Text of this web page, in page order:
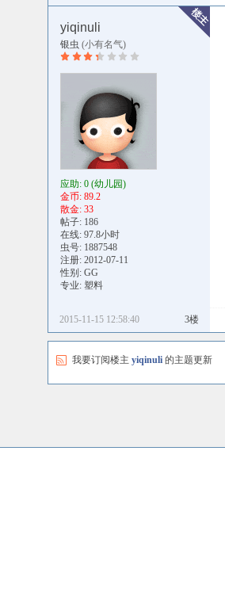
yiqinuli
银虫 (小有名气)
应助: 0 (幼儿园)
金币: 89.2
散金: 33
帖子: 186
在线: 97.8小时
虫号: 1887548
注册: 2012-07-11
性别: GG
专业: 塑料
3楼
2015-11-15 12:58:40
我要订阅楼主 yiqinuli的主题更新